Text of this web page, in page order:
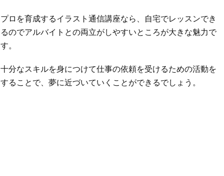
プロを育成するイラスト通信講座なら、自宅でレッスンでき
るのでアルバイトとの両立がしやすいところが大きな魅力で
す。
十分なスキルを身につけて仕事の依頼を受けるための活動を
することで、夢に近づいていくことができるでしょう。